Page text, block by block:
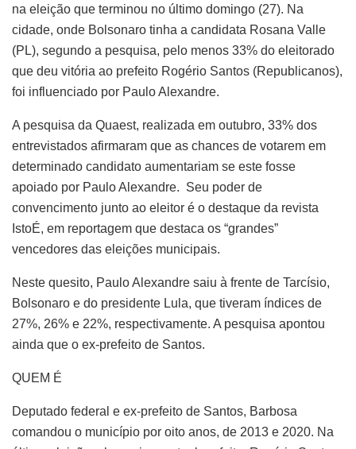
na eleição que terminou no último domingo (27). Na
cidade, onde Bolsonaro tinha a candidata Rosana Valle
(PL), segundo a pesquisa, pelo menos 33% do eleitorado
que deu vitória ao prefeito Rogério Santos (Republicanos),
foi influenciado por Paulo Alexandre.
A pesquisa da Quaest, realizada em outubro, 33% dos
entrevistados afirmaram que as chances de votarem em
determinado candidato aumentariam se este fosse
apoiado por Paulo Alexandre. Seu poder de
convencimento junto ao eleitor é o destaque da revista
IstoÉ, em reportagem que destaca os “grandes”
vencedores das eleições municipais.
Neste quesito, Paulo Alexandre saiu à frente de Tarcísio,
Bolsonaro e do presidente Lula, que tiveram índices de
27%, 26% e 22%, respectivamente. A pesquisa apontou
ainda que o ex-prefeito de Santos.
QUEM É
Deputado federal e ex-prefeito de Santos, Barbosa
comandou o município por oito anos, de 2013 e 2020. Na